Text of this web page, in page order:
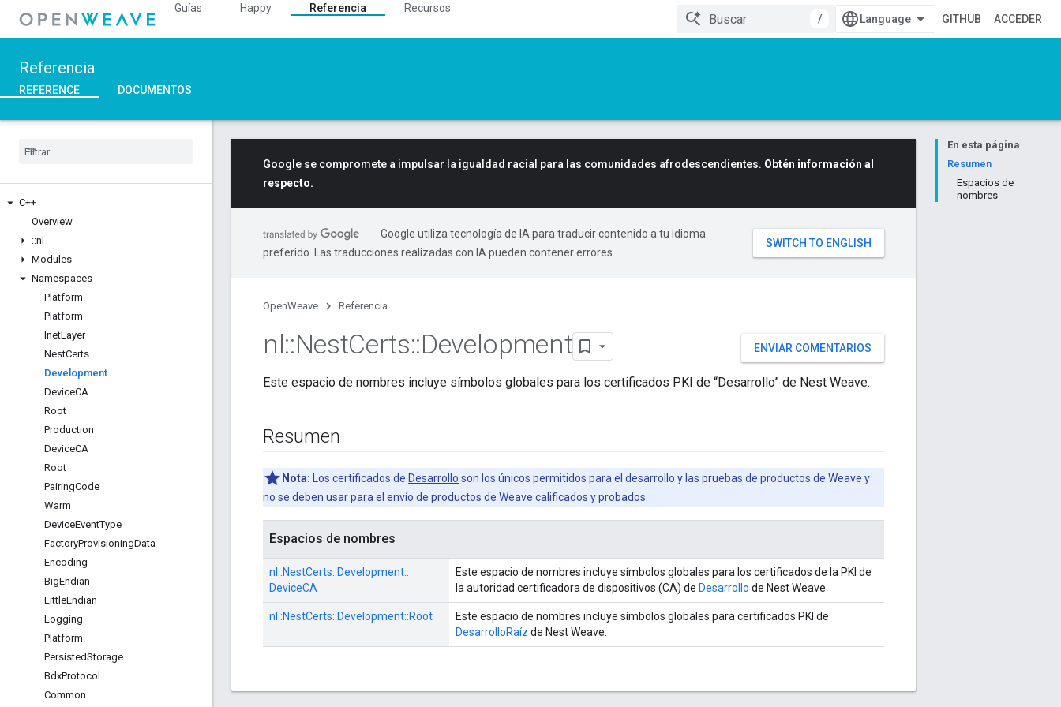
Guías Happy Referencia
Recursos
/
GITHUB ACCEDER
Referencia
REFERENCE DOCUMENTOS
C++
Overview
::nl
Modules
Namespaces
Platform
Platform
InetLayer
NestCerts
Development
DeviceCA
Root
Production
DeviceCA
Root
PairingCode
Warm
DeviceEventType
FactoryProvisioningData
Encoding
BigEndian
LittleEndian
Logging
Platform
PersistedStorage
BdxProtocol
Common
En esta página
Resumen
Espacios de
nombres
Google se compromete a impulsar la igualdad racial para las comunidades afrodescendientes. Obtén información al
respecto.
Google utiliza tecnología de IA para traducir contenido a tu idioma
preferido. Las traducciones realizadas con IA pueden contener errores.
OpenWeave Referencia
ENVIAR COMENTARIOS
nl::NestCerts::Development
Este espacio de nombres incluye símbolos globales para los certificados PKI de “Desarrollo” de Nest Weave.
Resumen
Nota: Los certificados de Desarrollo son los únicos permitidos para el desarrollo y las pruebas de productos de Weave y
no se deben usar para el envío de productos de Weave calificados y probados.
Espacios de nombres
nl::NestCerts::Development::
DeviceCA
Este espacio de nombres incluye símbolos globales para los certificados de la PKI de
la autoridad certificadora de dispositivos (CA) de Desarrollo de Nest Weave.
nl::NestCerts::Development::Root
Este espacio de nombres incluye símbolos globales para certificados PKI de
DesarrolloRaíz de Nest Weave.